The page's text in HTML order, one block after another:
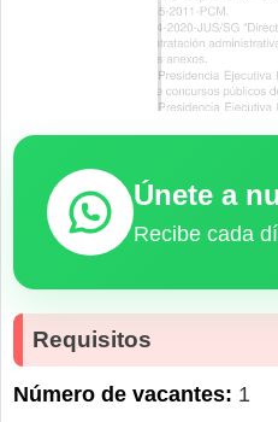
Únete a
Recibe cada
Requisitos
Número de vacantes: 1